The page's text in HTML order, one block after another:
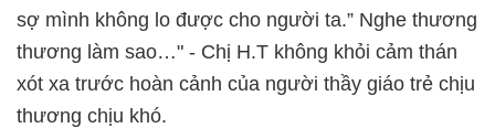
sợ mình không lo được cho người ta.” Nghe thương
thương làm sao…" - Chị H.T không khỏi cảm thán
xót xa trước hoàn cảnh của người thầy giáo trẻ chịu
thương chịu khó.